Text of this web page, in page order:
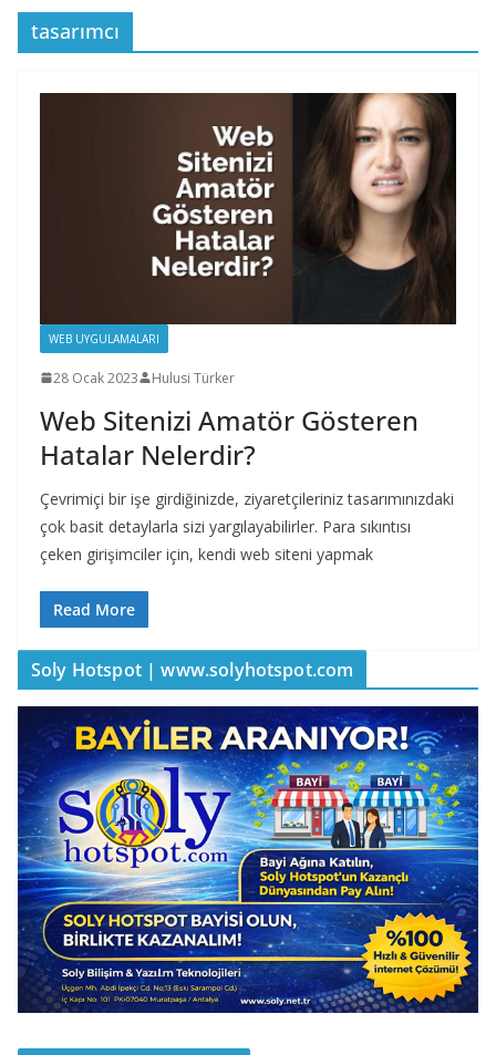
tasarımcı
WEB UYGULAMALARI
28 Ocak 2023 Hulusi Türker
Web Sitenizi Amatör Gösteren
Hatalar Nelerdir?
Çevrimiçi bir işe girdiğinizde, ziyaretçileriniz tasarımınızdaki
çok basit detaylarla sizi yargılayabilirler. Para sıkıntısı
çeken girişimciler için, kendi web siteni yapmak
Read More
Soly Hotspot | www.solyhotspot.com